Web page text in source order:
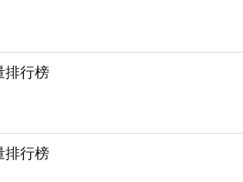
排行榜
排行榜